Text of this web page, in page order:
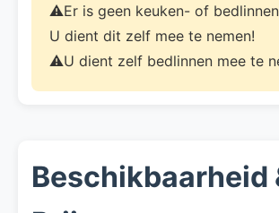
⚠️Er is geen keuken- of
U dient dit zelf mee te nemen!
⚠️U dient zelf bedlinnen mee te
Beschikbaarheid